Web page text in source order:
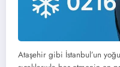
Ataşehir gibi İstanbul’un